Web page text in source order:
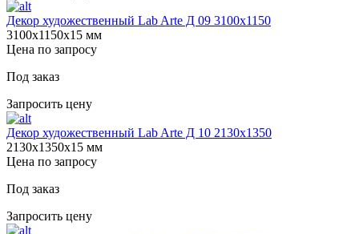
Декор художественный Lab Arte Д 09 3100х1150
3100х1150х15 мм
Цена по запросу
Под заказ
Запросить цену
Декор художественный Lab Arte Д 10 2130х1350
2130х1350х15 мм
Цена по запросу
Под заказ
Запросить цену